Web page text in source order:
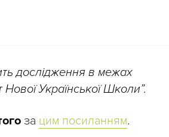
дослідження в межах
Української Школи”.
за цим посиланням.